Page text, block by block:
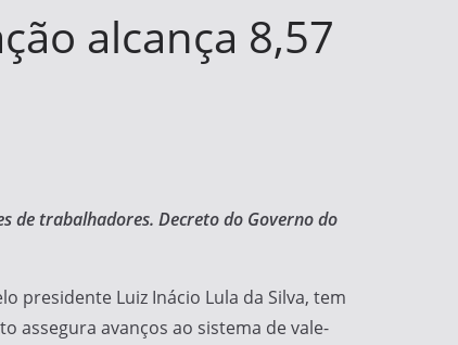
alcança 8,57
de trabalhadores. Decreto do Governo do
presidente Luiz Inácio Lula da Silva, tem
assegura avanços ao sistema de vale-